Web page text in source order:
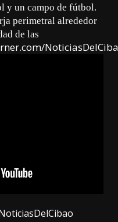
y un campo de fútbol.
perimetral alrededor
de las